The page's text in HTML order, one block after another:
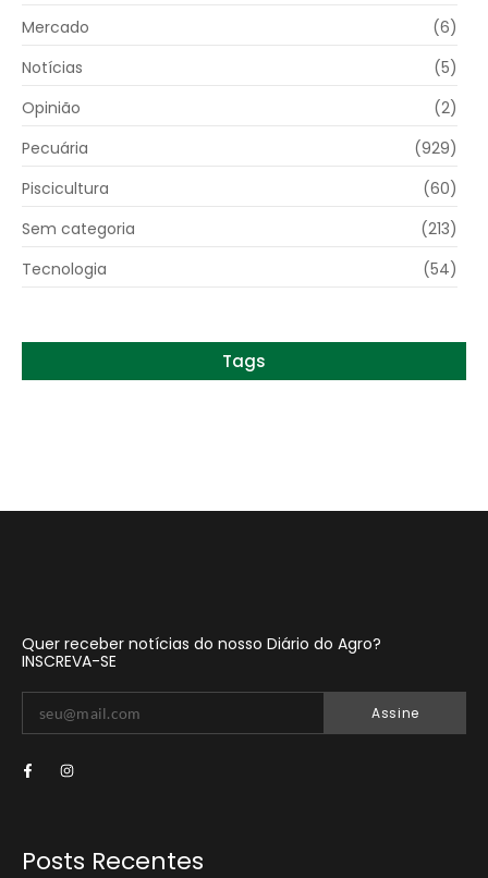
Mercado
(6)
Notícias
(5)
Opinião
(2)
Pecuária
(929)
Piscicultura
(60)
Sem categoria
(213)
Tecnologia
(54)
Tags
Quer receber notícias do nosso Diário do Agro?
INSCREVA-SE
Assine
Posts Recentes